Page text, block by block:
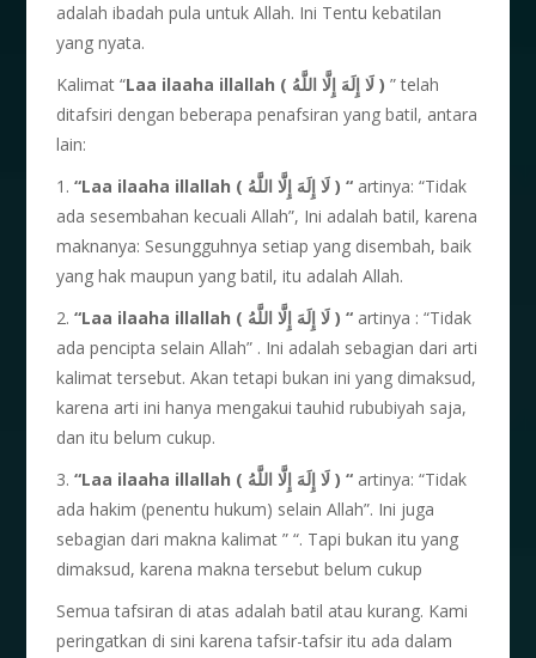
adalah ibadah pula untuk Allah. Ini Tentu kebatilan
yang nyata.
Kalimat “Laa ilaaha illallah ( لَا إِلَهَ إِلَّا اللَّهُ ) ” telah
ditafsiri dengan beberapa penafsiran yang batil, antara
lain:
1.
“Laa ilaaha illallah ( لَا إِلَهَ إِلَّا اللَّهُ ) “ artinya: “Tidak
ada sesembahan kecuali Allah”, Ini adalah batil, karena
maknanya: Sesungguhnya setiap yang disembah, baik
yang hak maupun yang batil, itu adalah Allah.
2.
“Laa ilaaha illallah ( لَا إِلَهَ إِلَّا اللَّهُ ) “ artinya : “Tidak
ada pencipta selain Allah” . Ini adalah sebagian dari arti
kalimat tersebut. Akan tetapi bukan ini yang dimaksud,
karena arti ini hanya mengakui tauhid rububiyah saja,
dan itu belum cukup.
3.
“Laa ilaaha illallah ( لَا إِلَهَ إِلَّا اللَّهُ ) “ artinya: “Tidak
ada hakim (penentu hukum) selain Allah”. Ini juga
sebagian dari makna kalimat ” “. Tapi bukan itu yang
dimaksud, karena makna tersebut belum cukup
Semua tafsiran di atas adalah batil atau kurang. Kami
peringatkan di sini karena tafsir-tafsir itu ada dalam